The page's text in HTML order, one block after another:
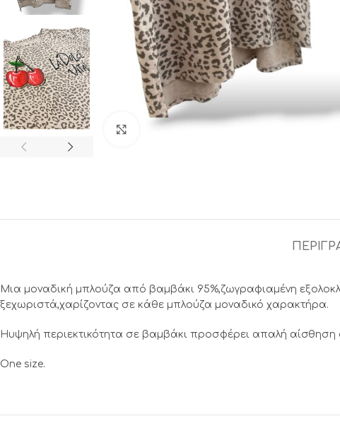
Μια μοναδική μπλούζα από βαμβάκι 95%,ζωγραφιαμένη
ξεχωριστά,χαρίζοντας σε κάθε μπλούζα μοναδικό χαρακτήρα.
Ηυψηλή περιεκτικότητα σε βαμβάκι προσφέρει απαλή
One size.